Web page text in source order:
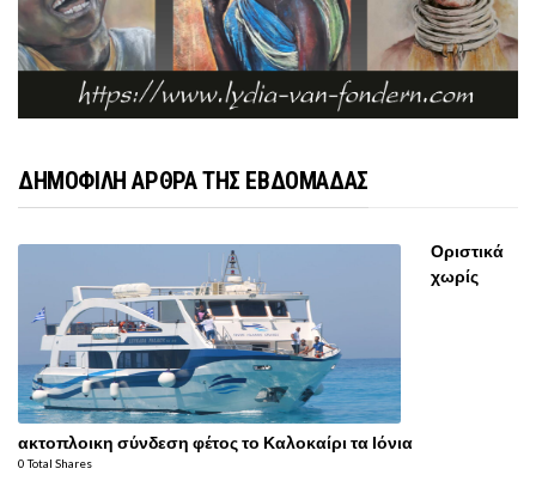
ΔΗΜΟΦΙΛΗ ΑΡΘΡΑ ΤΗΣ ΕΒΔΟΜΑΔΑΣ
Οριστικά
χωρίς
ακτοπλοικη σύνδεση φέτος το Καλοκαίρι τα Ιόνια
0 Total Shares